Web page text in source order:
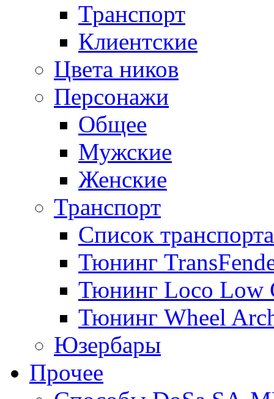
Транспорт
Клиентские
Цвета ников
Персонажи
Общее
Мужские
Женские
Транспорт
Список транспорта
Тюнинг
Тюнинг Loco Low
Тюнинг Wheel
Юзербары
Прочее